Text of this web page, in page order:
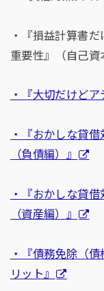
・『損益計算書
重要性』（自己資
・『大切だけど
・『おかしな貸
（負債編）』
・『おかしな貸
（資産編）』
・『債務免除（
リット』